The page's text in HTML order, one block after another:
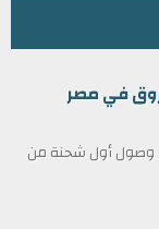
في مصر
وصول أول شحنة من